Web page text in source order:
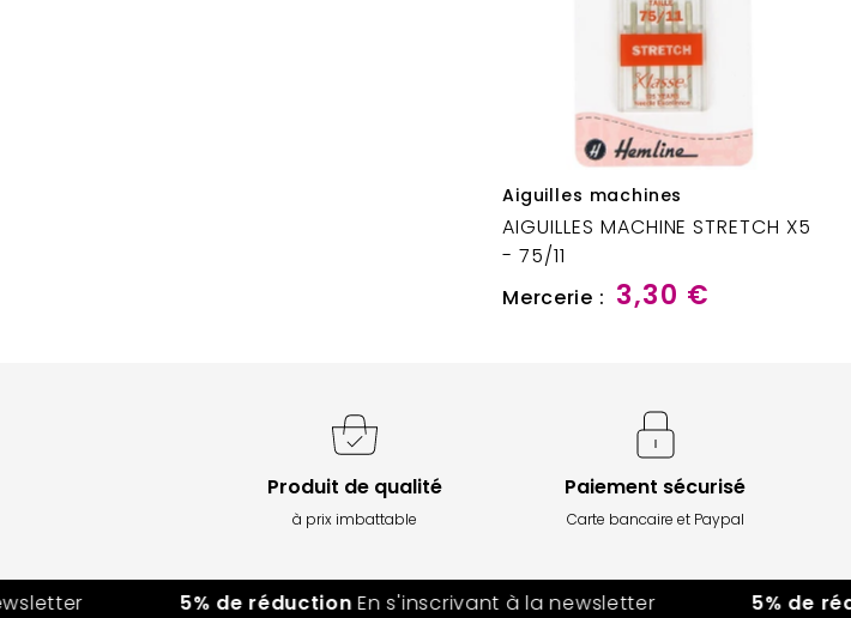
Aiguilles machines
AIGUILLES MACHINE STRETCH X5
- 75/11
Mercerie : 3,30 €
Produit de qualité
à prix imbattable
Paiement sécurisé
Carte bancaire et Paypal
5% de réductionEn s'inscrivant à la newsletter 5% de